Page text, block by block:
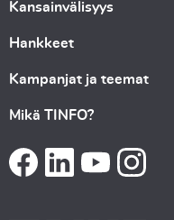
Kansainvälisyys
Hankkeet
Kampanjat ja teemat
Mikä TINFO?